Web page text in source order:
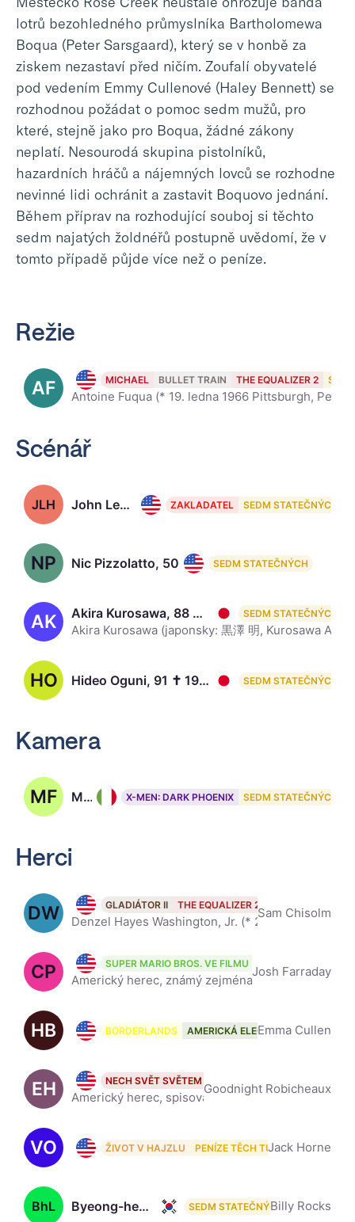
lotrů bezohledného průmyslníka Bartholomewa
Boqua (Peter Sarsgaard), který se v honbě za
ziskem nezastaví před ničím. Zoufalí obyvatelé
pod vedením Emmy Cullenové (Haley Bennett) se
rozhodnou požádat o pomoc sedm mužů, pro
které, stejně jako pro Boqua, žádné zákony
neplatí. Nesourodá skupina pistolníků,
hazardních hráčů a nájemných lovců se rozhodne
nevinné lidi ochránit a zastavit Boquovo jednání.
Během příprav na rozhodující souboj si těchto
sedm najatých žoldnéřů postupně uvědomí, že v
tomto případě půjde více než o peníze.
Režie
AF Antoine Fuqua, 60
MICHAEL BULLET TRAIN THE EQUALIZER 2
Scénář
JLH John Lee Hancock, 69 ZAKLADATEL SEDM STATEČNÝCH
NP Nic Pizzolatto, 50 SEDM STATEČNÝCH
AK Akira Kurosawa, 88 ✝ 1910 – 1998 SEDM STATEČNÝCH
HO Hideo Oguni, 91 ✝ 1904 – 1996 SEDM STATEČNÝCH
Kamera
MF Mauro Fiore, 61 X-MEN: DARK PHOENIX SEDM STATEČNÝCH
Herci
DW Denzel Washington, 71
GLADIÁTOR II THE EQUALIZER 2
Denzel Hayes Washington, Jr. (* 28. prosince 1954, Mount Vernon, New York, USA) je americký herec a režisér, dvojnásobný držitel Oscara. Za mnoho svých rolí získal uznání kritiků. Wikipedia
Sam Chisolm
CP Chris Pratt, 47
SUPER MARIO BROS. VE FILMU
Americký herec, známý zejména svými televizními rolemi v seriálech (Parks and Recreation, Everwood). V roce 2009 se na Bali oženil se známou herečkou Annou Faris, se kterou má syna. V roce 2013 získal
Josh Farraday
HB Haley Bennett, 38
BORDERLANDS AMERICKÁ ELEGIE THANK YOU
Emma Cullen
EH Ethan Hawke, 55
NECH SVĚT SVĚTEM
Americký herec, spisovatel a režisér. Mezi úspěšné filmy ve kterých hrál patří Společnost mrtvých básníků, kde ztvárnil roli Todda Andersona, či Training Day, za který získal nominaci na Oscara. Wikipe
Goodnight Robicheaux
VO Vincent D'Onofrio, 67
ŽIVOT V HAJZLU PENÍZE TĚCH TUPCŮJack Horne
BhL Byeong-heon Lee, 55 SEDM STATEČNÝCHBilly Rocks